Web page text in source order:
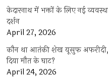
केदारनाथ में भक्तों के लिए नई
दर्शन
April 27, 2026
कौन था आतंकी शेख यूसुफ अफरीदी,
दिया मौत के घाट?
April 24, 2026